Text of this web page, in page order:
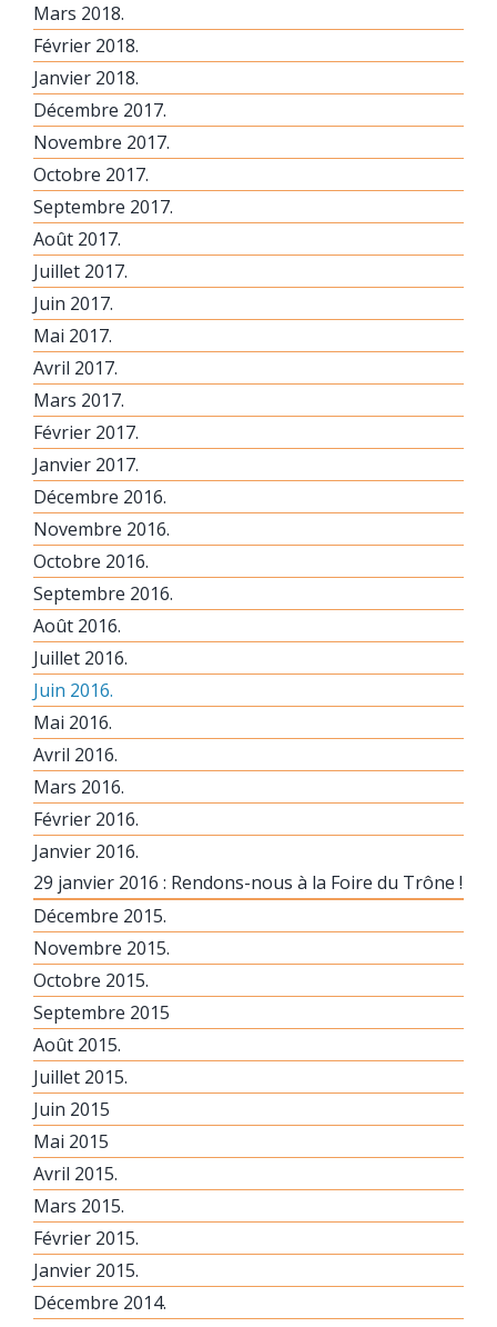
Mars 2018.
Février 2018.
Janvier 2018.
Décembre 2017.
Novembre 2017.
Octobre 2017.
Septembre 2017.
Août 2017.
Juillet 2017.
Juin 2017.
Mai 2017.
Avril 2017.
Mars 2017.
Février 2017.
Janvier 2017.
Décembre 2016.
Novembre 2016.
Octobre 2016.
Septembre 2016.
Août 2016.
Juillet 2016.
Juin 2016.
Mai 2016.
Avril 2016.
Mars 2016.
Février 2016.
Janvier 2016.
29 janvier 2016 : Rendons-nous à la Foire du Trône !
Décembre 2015.
Novembre 2015.
Octobre 2015.
Septembre 2015
Août 2015.
Juillet 2015.
Juin 2015
Mai 2015
Avril 2015.
Mars 2015.
Février 2015.
Janvier 2015.
Décembre 2014.